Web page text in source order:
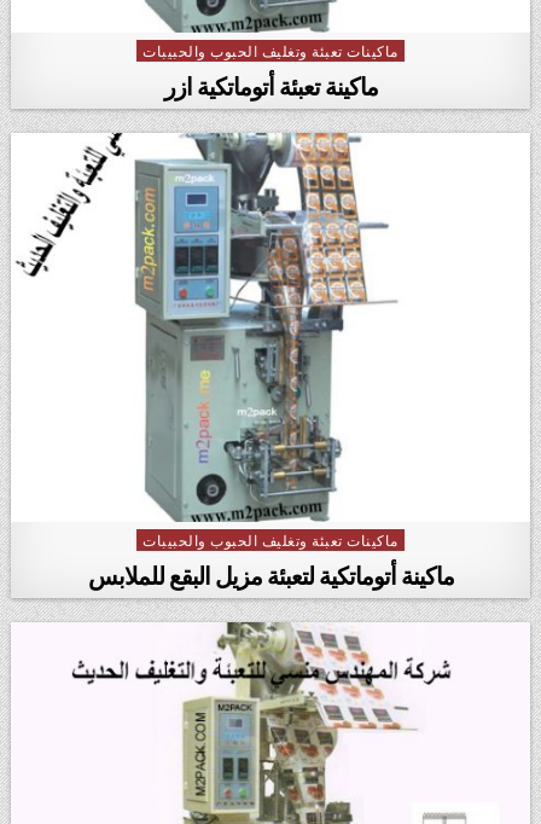
Posted in
ماكينات تعبئة وتغليف الحبوب والحبيبات
ماكينة تعبئة أتوماتكية ازر
Posted in
ماكينات تعبئة وتغليف الحبوب والحبيبات
ماكينة أتوماتكية لتعبئة مزيل البقع للملابس